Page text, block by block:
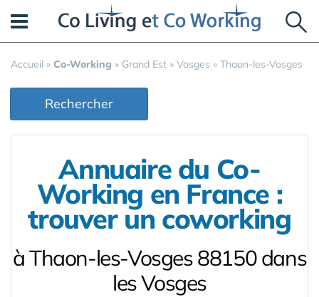
Accueil » Co-Working » Grand Est » Vosges » Thaon-les-Vosges
Rechercher
Annuaire du Co-
Working en France :
trouver un coworking
à Thaon-les-Vosges 88150 dans
les Vosges
Panneau de gestion des cookies